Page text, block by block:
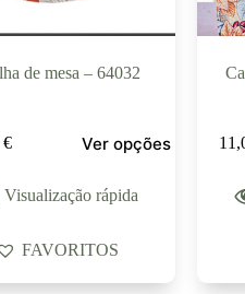
de mesa – 64032
€ Ver opções
Visualização rápida
FAVORITOS